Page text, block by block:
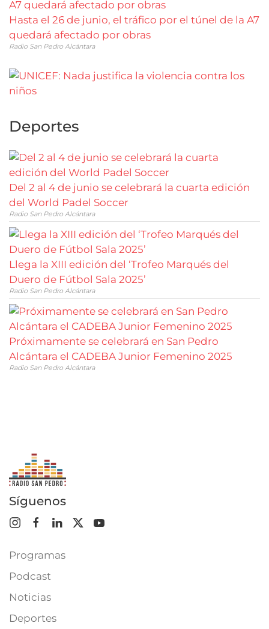
Hasta el 26 de junio, el tráfico por el túnel de la A7
quedará afectado por obras
Radio San Pedro Alcántara
Deportes
Del 2 al 4 de junio se celebrará la cuarta edición
del World Padel Soccer
Radio San Pedro Alcántara
Llega la XIII edición del ‘Trofeo Marqués del
Duero de Fútbol Sala 2025’
Radio San Pedro Alcántara
Próximamente se celebrará en San Pedro
Alcántara el CADEBA Junior Femenino 2025
Radio San Pedro Alcántara
Síguenos
Programas
Podcast
Noticias
Deportes